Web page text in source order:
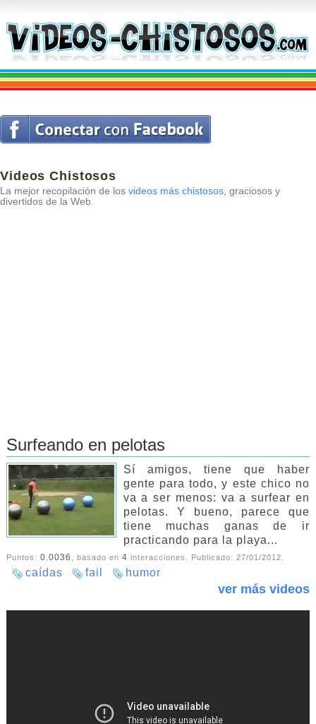
Videos Chistosos
La mejor recopilación de los videos más chistosos, graciosos y
divertidos de la Web.
Surfeando en pelotas
Sí amigos, tiene que haber
gente para todo, y este chico no
va a ser menos: va a surfear en
pelotas. Y bueno, parece que
tiene muchas ganas de ir
practicando para la playa...
Puntos: 0.0036 , basado en 4 interacciones. Publicado: 27/01/2012.
caídas fail humor
ver más videos